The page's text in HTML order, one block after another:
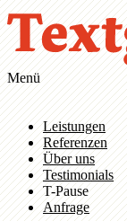
Zum Hauptinhalt
Zur Navigation
Menü
Leistungen
Referenzen
Über uns
Testimonials
T-Pause
Anfrage